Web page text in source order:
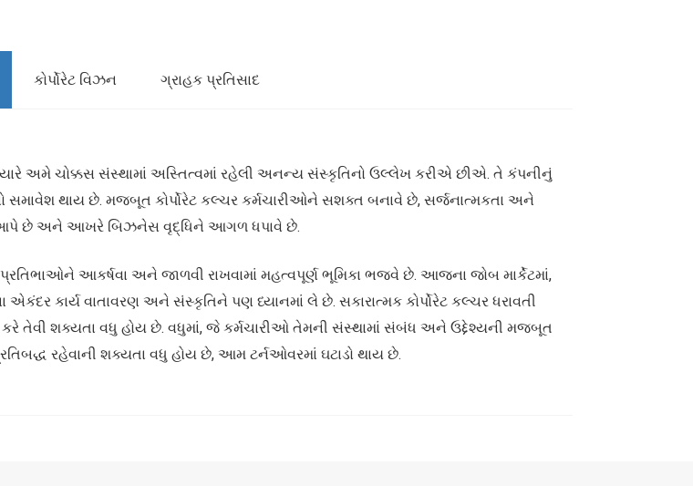
કોર્પોરેટ વિઝન ગ્રાહક પ્રતિસાદ
અમે ચોક્કસ સંસ્થામાં અસ્તિત્વમાં રહેલી અનન્ય સંસ્કૃતિનો ઉલ્લેખ કરીએ છીએ. તે કંપનીનું
સમાવેશ થાય છે. મજબૂત કોર્પોરેટ કલ્ચર કર્મચારીઓને સશક્ત બનાવે છે, સર્જનાત્મકતા અને
આપે છે અને આખરે બિઝનેસ વૃદ્ધિને આગળ ધપાવે છે.
આકર્ષવા અને જાળવી રાખવામાં મહત્વપૂર્ણ ભૂમિકા ભજવે છે. આજના જોબ માર્કેટમાં,
કાર્ય વાતાવરણ અને સંસ્કૃતિને પણ ધ્યાનમાં લે છે. સકારાત્મક કોર્પોરેટ કલ્ચર ધરાવતી
તેવી શક્યતા વધુ હોય છે. વધુમાં, જે કર્મચારીઓ તેમની સંસ્થામાં સંબંધ અને ઉદ્દેશ્યની મજબૂત
રહેવાની શક્યતા વધુ હોય છે, આમ ટર્નઓવરમાં ઘટાડો થાય છે.